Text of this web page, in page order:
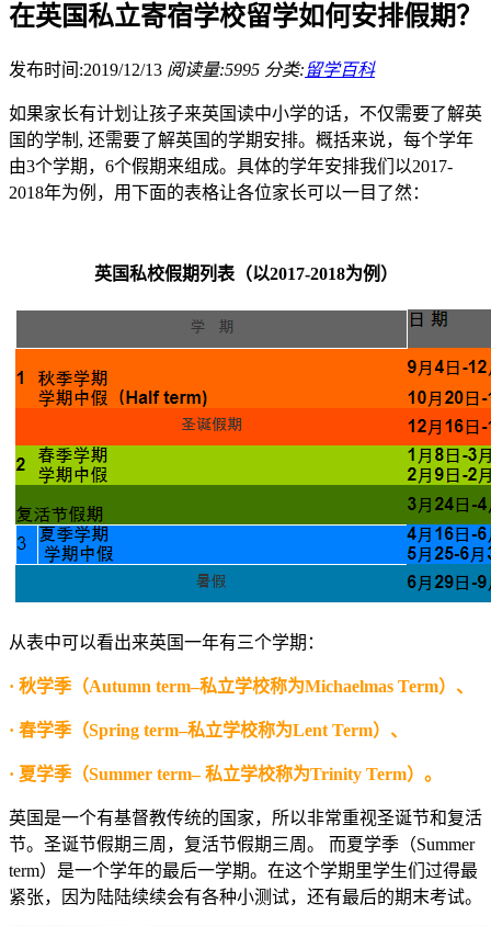
在英国私立寄宿学校留学如何安排假期？
发布时间:2019/12/13 阅读量:5995 分类: 留学百科
如果家长有计划让孩子来英国读中小学的话，不仅需要了解英
国的学制, 还需要了解英国的学期安排。概括来说，每个学年
由3个学期，6个假期来组成。具体的学年安排我们以2017-
2018年为例，用下面的表格让各位家长可以一目了然：
英国私校假期列表（以2017-2018为例）
从表中可以看出来英国一年有三个学期：
· 秋学季（Autumn term–私立学校称为Michaelmas Term）、
· 春学季（Spring term–私立学校称为Lent Term）、
· 夏学季（Summer term– 私立学校称为Trinity Term）。
英国是一个有基督教传统的国家，所以非常重视圣诞节和复活
节。圣诞节假期三周，复活节假期三周。 而夏学季（Summer
term）是一个学年的最后一学期。在这个学期里学生们过得最
紧张，因为陆陆续续会有各种小测试，还有最后的期末考试。